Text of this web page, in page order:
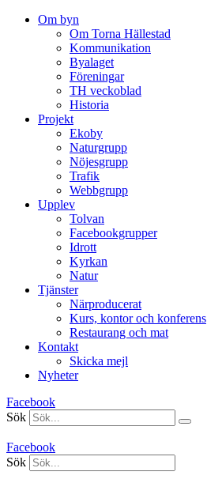
Om byn
Om Torna Hällestad
Kommunikation
Byalaget
Föreningar
TH veckoblad
Historia
Projekt
Ekoby
Naturgrupp
Nöjesgrupp
Trafik
Webbgrupp
Upplev
Tolvan
Facebookgrupper
Idrott
Kyrkan
Natur
Tjänster
Närproducerat
Kurs, kontor och konferens
Restaurang och mat
Kontakt
Skicka mejl
Nyheter
Facebook
Sök
Facebook
Sök